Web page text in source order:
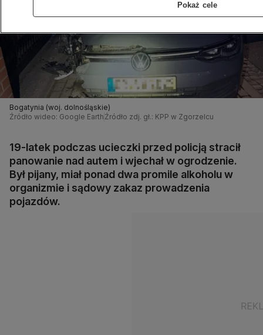
Bogatynia (woj. dolnośląskie)
Źródło wideo: Google Earth Źródło zdj. gł.: KPP w Zgorzelcu
19-latek podczas ucieczki przed policją stracił
panowanie nad autem i wjechał w ogrodzenie.
Był pijany, miał ponad dwa promile alkoholu w
organizmie i sądowy zakaz prowadzenia
pojazdów.
Pokaż cele